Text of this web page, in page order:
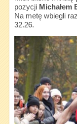
pozycji Michałem
Na metę wbiegli
32.26.